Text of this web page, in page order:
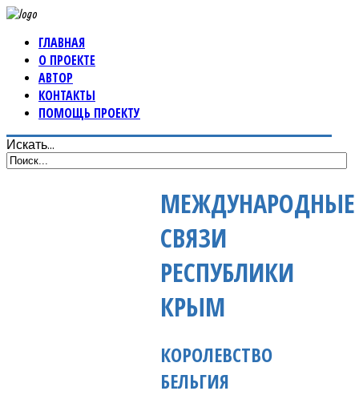
ГЛАВНАЯ
О ПРОЕКТЕ
АВТОР
КОНТАКТЫ
ПОМОЩЬ ПРОЕКТУ
Искать...
МЕЖДУНАРОДНЫЕ
СВЯЗИ
РЕСПУБЛИКИ
КРЫМ
КОРОЛЕВСТВО
БЕЛЬГИЯ